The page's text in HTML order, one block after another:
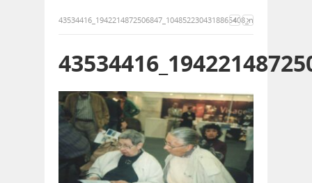
43534416_1942214872506847_1048522304318865408_n